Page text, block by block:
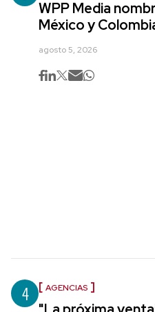
WPP Media
México y
agosto 5, 2026
4 AGENCIAS